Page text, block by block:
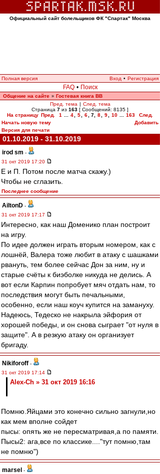
Официальный сайт болельщиков ФК "Спартак" Москва
Полная версия Вход • Регистрация
FAQ • Поиск
Общение на сайте » Гостевая книга ВВ
Пред. тема | След. тема
Страница 7 из 163 [ Сообщений: 8135 ]
На страницу Пред. 1 4 5 6 7 8 9 10 163
След.
Начать новую тему
Добавить
Версия для печати
01.10.2019 - 31.10.2019
irod sm -
31 окт 2019 17:20
Е и П. Потом после матча скажу.)
Чтобы не сглазить.
Последнее сообщение
AiltonD -
31 окт 2019 17:17
Интересно, как наш Доменико план построит
на игру.
По идее должен играть вторым номером, как с
лошнёй, Валера тоже любит в атаку с шашками
рвануть, тем более сейчас Дон за ним, ну и
старые счёты к биэболке никуда не делись. А
вот если Карпин попробует мяч отдать нам, то
последствия могут быть печальными,
особенно, если наш коуч купится на замануху.
Надеюсь, Тедеско не накрыла эйфория от
хорошей победы, и он снова сыграет "от нуля в
защите". А в резкую атаку он организует
бригаду.
Nikiforoff -
31 окт 2019 17:14
Alex-Ch » 31 окт 2019 16:16
Помню.Яйцами это конечно сильно загнули,но
как мем вполне сойдет
пысы: опять же не пересматривая,а по памяти.
Пысы2: ага,все по классике...."тут помню,там
не помню")
marsel -